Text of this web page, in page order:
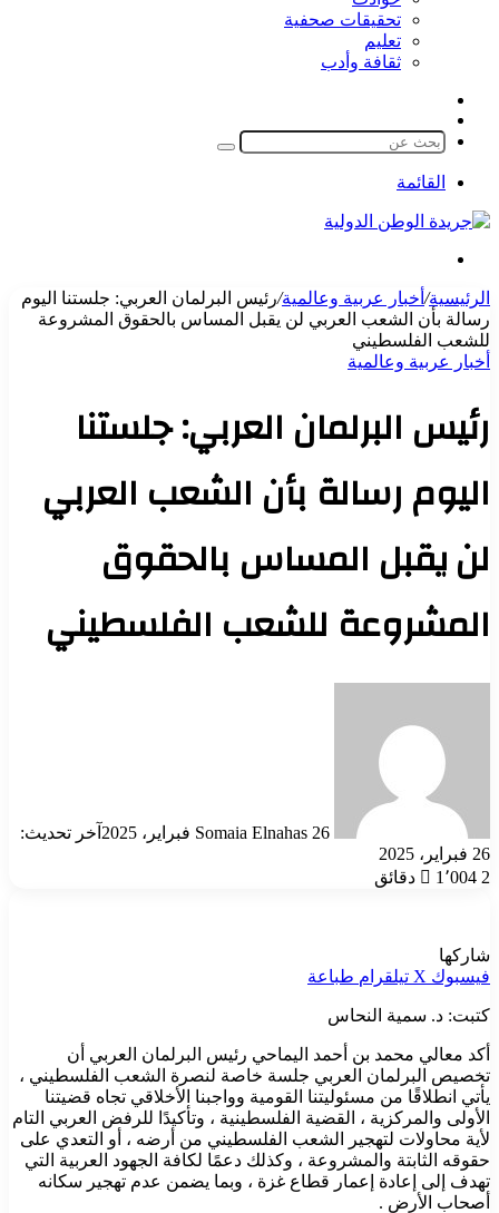
تحقيقات صحفية
تعليم
ثقافة وأدب
المظلم
بحث
القائمة
الرئيسية/ أخبار عربية وعالمية/رئيس البرلمان العربي: جلستنا اليوم
رسالة بأن الشعب العربي لن يقبل المساس بالحقوق المشروعة
للشعب الفلسطيني
أخبار عربية وعالمية
رئيس البرلمان العربي: جلستنا
اليوم رسالة بأن الشعب العربي
لن يقبل المساس بالحقوق
المشروعة للشعب الفلسطيني
Somaia Elnahas 26 فبراير، 2025
آخر تحديث:
26 فبراير، 2025
1٬004 2 دقائق
شاركها
فيسبوك ‫X تيلقرام طباعة
كتبت: د. سمية النحاس
أكد معالي محمد بن أحمد اليماحي رئيس البرلمان العربي أن
تخصيص البرلمان العربي جلسة خاصة لنصرة الشعب الفلسطيني ،
يأتي انطلاقًا من مسئوليتنا القومية وواجبنا الأخلاقي تجاه قضيتنا
الأولى والمركزية ، القضية الفلسطينية ، وتأكيدًا للرفض العربي التام
لأية محاولات لتهجير الشعب الفلسطيني من أرضه ، أو التعدي على
حقوقه الثابتة والمشروعة ، وكذلك دعمًا لكافة الجهود العربية التي
تهدف إلى إعادة إعمار قطاع غزة ، وبما يضمن عدم تهجير سكانه
أصحاب الأرض .